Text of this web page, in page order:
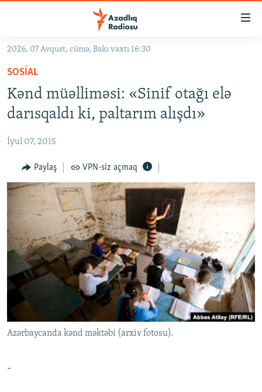
Əsas
qayıt
Əsas
naviqasiyaya
qayıt
Axtarışa
keç
GÜNDƏM
#İZAHLA
KORRUPSIOMETR
#ƏSLINDƏ
FƏRQƏ BAX
QANUNI DOĞRU
ARAŞDIRMA
MULTIMEDIA
VIDEO
FOTOQALEREYA
İNFOQRAFIKA
KARIKATURA
RADIO ARXIV
OXU ZALI
AZƏRBAYCAN ƏDƏBIYYATI KITABXANASI
İSLAM VƏ DEMOKRATIYA
İZ - MƏDƏNIYYƏT PROQRAMI
HAQQIMIZDA
MISSIYAMIZ
PEŞƏ ETIKASI VƏ JURNALISTIKA STANDARTLARIMIZ
MATERIALLARIMIZDAN ISTIFADƏ
AZADLIQRADIOSU MOBIL TELEFONUNUZDA
BIZI IZLƏ
RFE/RL-in bütün saytları
2026, 07 Avqust, cümə, Bakı vaxtı 16:30
SOSIAL
Kənd müəlliməsi: «Sinif otağı elə
darısqaldı ki, paltarım alışdı»
İyul 07, 2015
Paylaş VPN-siz açmaq
Azərbaycanda kənd məktəbi (arxiv fotosu).
-